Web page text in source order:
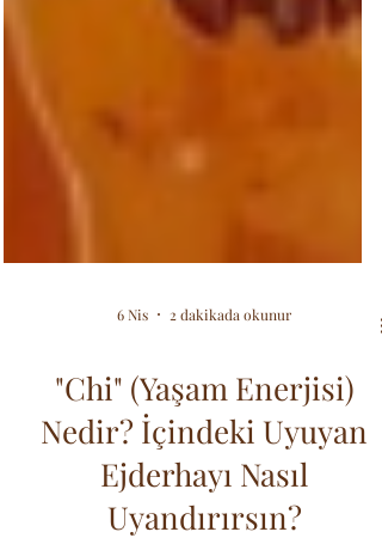
6 Nis 2 dakikada okunur
"Chi" (Yaşam Enerjisi)
Nedir? İçindeki Uyuyan